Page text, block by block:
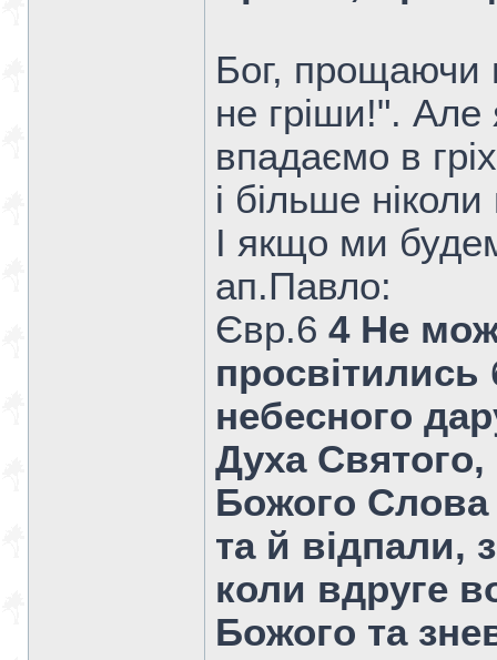
Бог, прощаючи
не гріши!". Але
впадаємо в
і більше
І якщо ми
ап.Павло:
Євр.6 4 Не
просвітились
небесного
Духа Святого,
Божого Слова
та й відпали,
коли вдруге
Божого та